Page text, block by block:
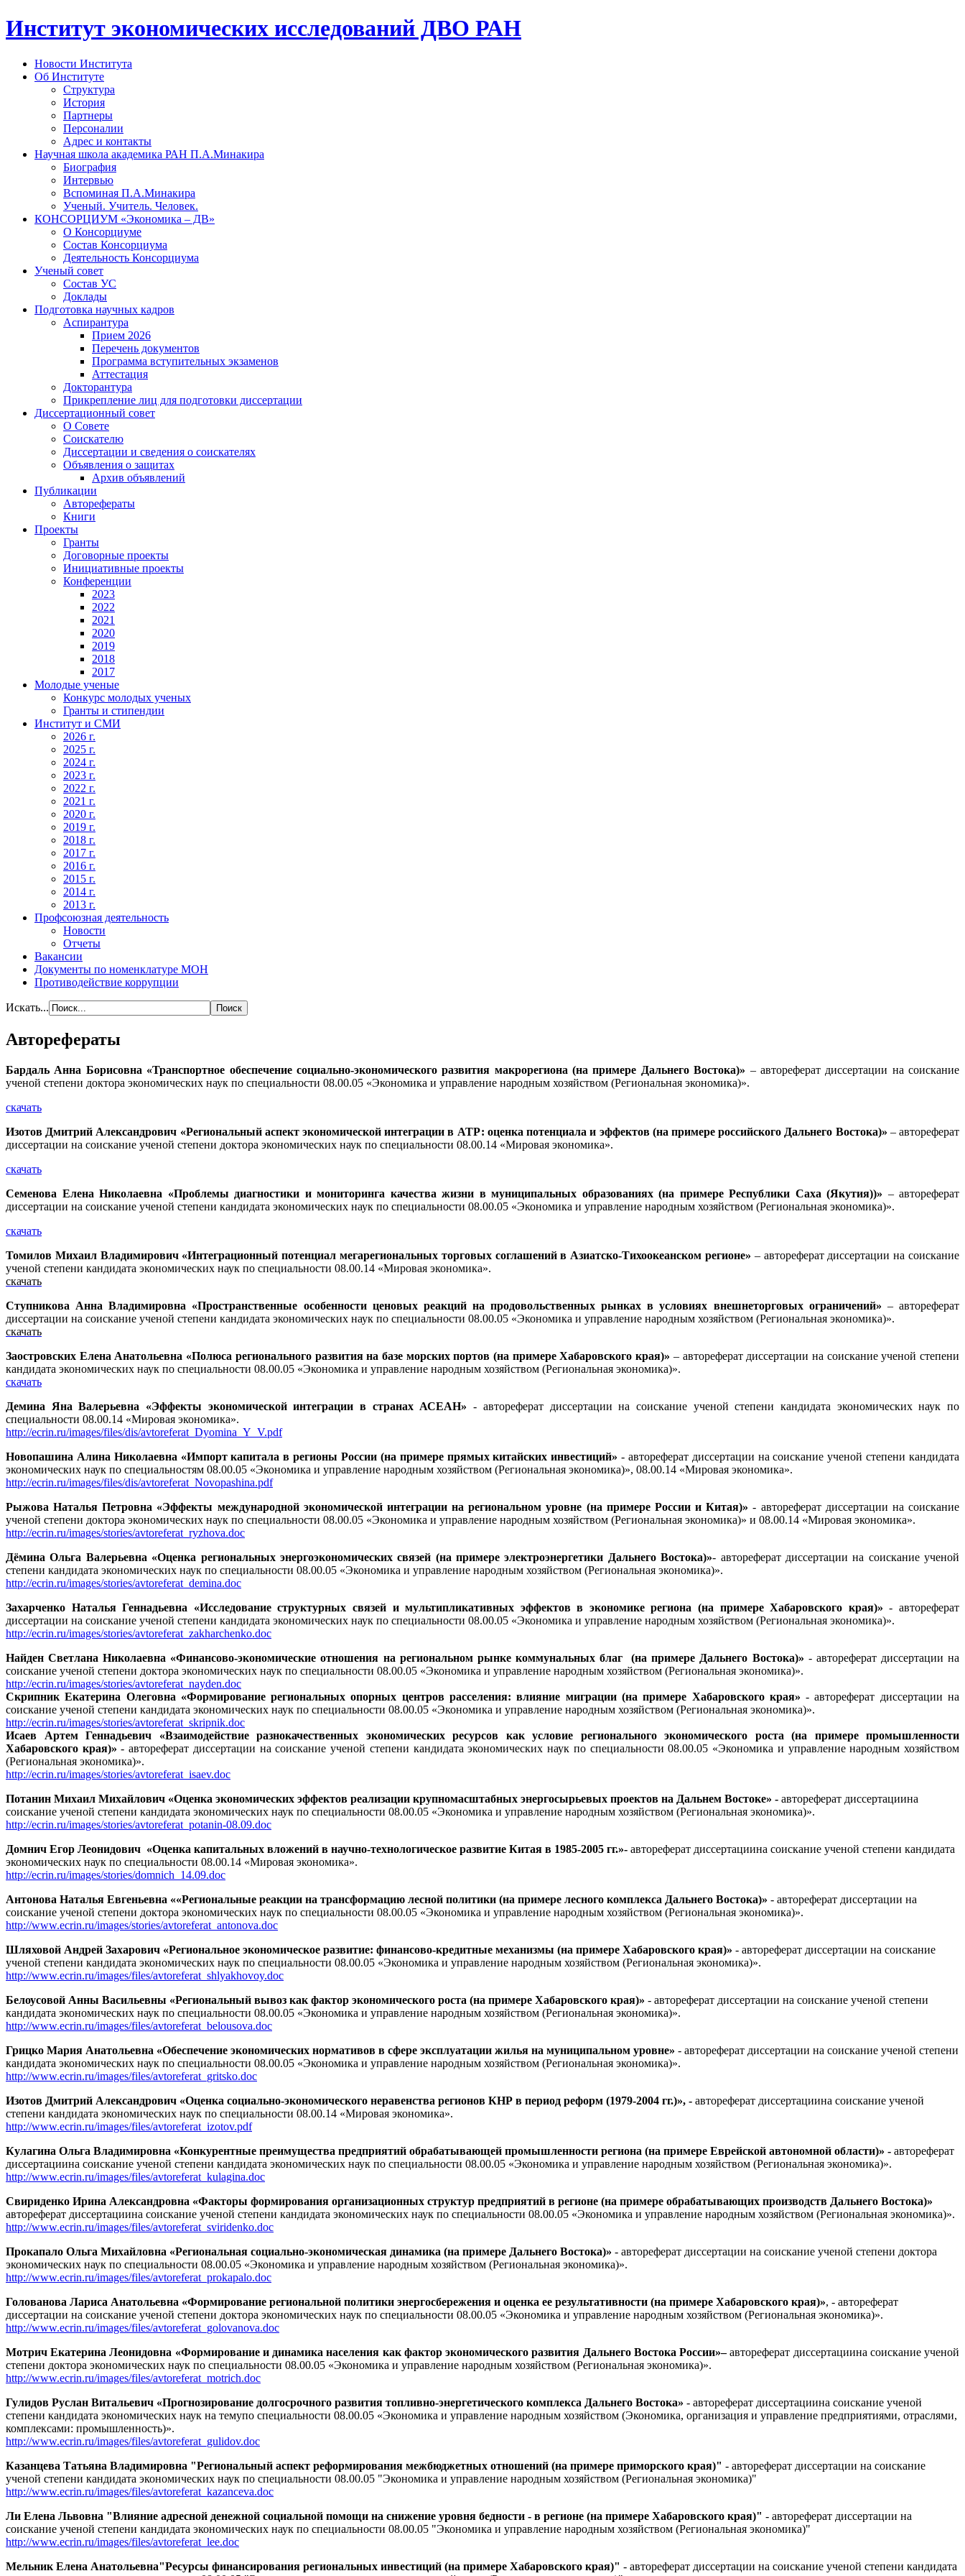
Институт экономических исследований ДВО РАН
Новости Института
Об Институте
Структура
История
Партнеры
Персоналии
Адрес и контакты
Научная школа академика РАН П.А.Минакира
Биография
Интервью
Вспоминая П.А.Минакира
Ученый. Учитель. Человек.
КОНСОРЦИУМ «Экономика – ДВ»
О Консорциуме
Состав Консорциума
Деятельность Консорциума
Ученый совет
Состав УС
Доклады
Подготовка научных кадров
Аспирантура
Прием 2026
Перечень документов
Программа вступительных экзаменов
Аттестация
Докторантура
Прикрепление лиц для подготовки диссертации
Диссертационный совет
О Совете
Соискателю
Диссертации и сведения о соискателях
Объявления о защитах
Архив объявлений
Публикации
Авторефераты
Книги
Проекты
Гранты
Договорные проекты
Инициативные проекты
Конференции
2023
2022
2021
2020
2019
2018
2017
Молодые ученые
Конкурс молодых ученых
Гранты и стипендии
Институт и СМИ
2026 г.
2025 г.
2024 г.
2023 г.
2022 г.
2021 г.
2020 г.
2019 г.
2018 г.
2017 г.
2016 г.
2015 г.
2014 г.
2013 г.
Профсоюзная деятельность
Новости
Отчеты
Вакансии
Документы по номенклатуре МОН
Противодействие коррупции
Искать...
Авторефераты
Бардаль Анна Борисовна «Транспортное обеспечение социально-экономического развития макрорегиона (на примере Дальнего Востока)» – автореферат диссертации на соискание
ученой степени доктора экономических наук по специальности 08.00.05 «Экономика и управление народным хозяйством (Региональная экономика)».
скачать
Изотов Дмитрий Александрович «Региональный аспект экономической интеграции в АТР: оценка потенциала и эффектов (на примере российского Дальнего Востока)» – автореферат
диссертации на соискание ученой степени доктора экономических наук по специальности 08.00.14 «Мировая экономика».
скачать
Семенова Елена Николаевна «Проблемы диагностики и мониторинга качества жизни в муниципальных образованиях (на примере Республики Саха (Якутия))» – автореферат
диссертации на соискание ученой степени кандидата экономических наук по специальности 08.00.05 «Экономика и управление народным хозяйством (Региональная экономика)».
скачать
Томилов Михаил Владимирович «Интеграционный потенциал мегарегиональных торговых соглашений в Азиатско-Тихоокеанском регионе» – автореферат диссертации на соискание
ученой степени кандидата экономических наук по специальности 08.00.14 «Мировая экономика».
скачать
Ступникова Анна Владимировна «Пространственные особенности ценовых реакций на продовольственных рынках в условиях внешнеторговых ограничений» – автореферат
диссертации на соискание ученой степени кандидата экономических наук по специальности 08.00.05 «Экономика и управление народным хозяйством (Региональная экономика)».
скачать
Заостровских Елена Анатольевна «Полюса регионального развития на базе морских портов (на примере Хабаровского края)» – автореферат диссертации на соискание ученой степени
кандидата экономических наук по специальности 08.00.05 «Экономика и управление народным хозяйством (Региональная экономика)».
скачать
Демина Яна Валерьевна «Эффекты экономической интеграции в странах АСЕАН» - автореферат диссертации на соискание ученой степени кандидата экономических наук по
специальности 08.00.14 «Мировая экономика».
http://ecrin.ru/images/files/dis/avtoreferat_Dyomina_Y_V.pdf
Новопашина Алина Николаевна «Импорт капитала в регионы России (на примере прямых китайских инвестиций» - автореферат диссертации на соискание ученой степени кандидата
экономических наук по специальностям 08.00.05 «Экономика и управление народным хозяйством (Региональная экономика)», 08.00.14 «Мировая экономика».
http://ecrin.ru/images/files/dis/avtoreferat_Novopashina.pdf
Рыжова Наталья Петровна «Эффекты международной экономической интеграции на региональном уровне (на примере России и Китая)»- автореферат диссертации на соискание
ученой степени доктора экономических наук по специальности 08.00.05 «Экономика и управление народным хозяйством (Региональная экономика)» и 08.00.14 «Мировая экономика».
http://ecrin.ru/images/stories/avtoreferat_ryzhova.doc
Дёмина Ольга Валерьевна «Оценка региональных энергоэкономических связей (на примере электроэнергетики Дальнего Востока)»- автореферат диссертации на соискание ученой
степени кандидата экономических наук по специальности 08.00.05 «Экономика и управление народным хозяйством (Региональная экономика)».
http://ecrin.ru/images/stories/avtoreferat_demina.doc
Захарченко Наталья Геннадьевна «Исследование структурных связей и мультипликативных эффектов в экономике региона (на примере Хабаровского края)»- автореферат
диссертации на соискание ученой степени кандидата экономических наук по специальности 08.00.05 «Экономика и управление народным хозяйством (Региональная экономика)».
http://ecrin.ru/images/stories/avtoreferat_zakharchenko.doc
Найден Светлана Николаевна «Финансово-экономические отношения на региональном рынке коммунальных благ (на примере Дальнего Востока)» - автореферат диссертации на
соискание ученой степени доктора экономических наук по специальности 08.00.05 «Экономика и управление народным хозяйством (Региональная экономика)».
http://ecrin.ru/images/stories/avtoreferat_nayden.doc
Скрипник Екатерина Олеговна «Формирование региональных опорных центров расселения: влияние миграции (на примере Хабаровского края» - автореферат диссертации на
соискание ученой степени кандидата экономических наук по специальности 08.00.05 «Экономика и управление народным хозяйством (Региональная экономика)».
http://ecrin.ru/images/stories/avtoreferat_skripnik.doc
Исаев Артем Геннадьевич «Взаимодействие разнокачественных экономических ресурсов как условие регионального экономического роста (на примере промышленности
Хабаровского края)» - автореферат диссертации на соискание ученой степени кандидата экономических наук по специальности 08.00.05 «Экономика и управление народным хозяйством
(Региональная экономика)».
http://ecrin.ru/images/stories/avtoreferat_isaev.doc
Потанин Михаил Михайлович «Оценка экономических эффектов реализации крупномасштабных энергосырьевых проектов на Дальнем Востоке» - автореферат диссертациина
соискание ученой степени кандидата экономических наук по специальности 08.00.05 «Экономика и управление народным хозяйством (Региональная экономика)».
http://ecrin.ru/images/stories/avtoreferat_potanin-08.09.doc
Домнич Егор Леонидович «Оценка капитальных вложений в научно-технологическое развитие Китая в 1985-2005 гг.»- автореферат диссертациина соискание ученой степени кандидата
экономических наук по специальности 08.00.14 «Мировая экономика».
http://ecrin.ru/images/stories/domnich_14.09.doc
Антонова Наталья Евгеньевна ««Региональные реакции на трансформацию лесной политики (на примере лесного комплекса Дальнего Востока)» - автореферат диссертации на
соискание ученой степени доктора экономических наук по специальности 08.00.05 «Экономика и управление народным хозяйством (Региональная экономика)».
http://www.ecrin.ru/images/stories/avtoreferat_antonova.doc
Шляховой Андрей Захарович «Региональное экономическое развитие: финансово-кредитные механизмы (на примере Хабаровского края)» - автореферат диссертации на соискание
ученой степени кандидата экономических наук по специальности 08.00.05 «Экономика и управление народным хозяйством (Региональная экономика)».
http://www.ecrin.ru/images/files/avtoreferat_shlyakhovoy.doc
Белоусовой Анны Васильевны «Региональный вывоз как фактор экономического роста (на примере Хабаровского края)» - автореферат диссертации на соискание ученой степени
кандидата экономических наук по специальности 08.00.05 «Экономика и управление народным хозяйством (Региональная экономика)».
http://www.ecrin.ru/images/files/avtoreferat_belousova.doc
Грицко Мария Анатольевна «Обеспечение экономических нормативов в сфере эксплуатации жилья на муниципальном уровне» - автореферат диссертации на соискание ученой степени
кандидата экономических наук по специальности 08.00.05 «Экономика и управление народным хозяйством (Региональная экономика)».
http://www.ecrin.ru/images/files/avtoreferat_gritsko.doc
Изотов Дмитрий Александрович «Оценка социально-экономического неравенства регионов КНР в период реформ (1979-2004 гг.)», - автореферат диссертациина соискание ученой
степени кандидата экономических наук по специальности 08.00.14 «Мировая экономика».
http://www.ecrin.ru/images/files/avtoreferat_izotov.pdf
Кулагина Ольга Владимировна «Конкурентные преимущества предприятий обрабатывающей промышленности региона (на примере Еврейской автономной области)» - автореферат
диссертациина соискание ученой степени кандидата экономических наук по специальности 08.00.05 «Экономика и управление народным хозяйством (Региональная экономика)».
http://www.ecrin.ru/images/files/avtoreferat_kulagina.doc
Свириденко Ирина Александровна «Факторы формирования организационных структур предприятий в регионе (на примере обрабатывающих производств Дальнего Востока)»
автореферат диссертациина соискание ученой степени кандидата экономических наук по специальности 08.00.05 «Экономика и управление народным хозяйством (Региональная экономика)».
http://www.ecrin.ru/images/files/avtoreferat_sviridenko.doc
Прокапало Ольга Михайловна «Региональная социально-экономическая динамика (на примере Дальнего Востока)» - автореферат диссертации на соискание ученой степени доктора
экономических наук по специальности 08.00.05 «Экономика и управление народным хозяйством (Региональная экономика)».
http://www.ecrin.ru/images/files/avtoreferat_prokapalo.doc
Голованова Лариса Анатольевна «Формирование региональной политики энергосбережения и оценка ее результативности (на примере Хабаровского края)», - автореферат
диссертации на соискание ученой степени доктора экономических наук по специальности 08.00.05 «Экономика и управление народным хозяйством (Региональная экономика)».
http://www.ecrin.ru/images/files/avtoreferat_golovanova.doc
Мотрич Екатерина Леонидовна «Формирование и динамика населения как фактор экономического развития Дальнего Востока России»–автореферат диссертациина соискание ученой
степени доктора экономических наук по специальности 08.00.05 «Экономика и управление народным хозяйством (Региональная экономика)».
http://www.ecrin.ru/images/files/avtoreferat_motrich.doc
Гулидов Руслан Витальевич «Прогнозирование долгосрочного развития топливно-энергетического комплекса Дальнего Востока» - автореферат диссертациина соискание ученой
степени кандидата экономических наук на темупо специальности 08.00.05 «Экономика и управление народным хозяйством (Экономика, организация и управление предприятиями, отраслями,
комплексами: промышленность)».
http://www.ecrin.ru/images/files/avtoreferat_gulidov.doc
Казанцева Татьяна Владимировна "Региональный аспект реформирования межбюджетных отношений (на примере приморского края)" - автореферат диссертации на соискание
ученой степени кандидата экономических наук по специальности 08.00.05 "Экономика и управление народным хозяйством (Региональная экономика)"
http://www.ecrin.ru/images/files/avtoreferat_kazanceva.doc
Ли Елена Львовна "Влияние адресной денежной социальной помощи на снижение уровня бедности - в регионе (на примере Хабаровского края)" - автореферат диссертации на
соискание ученой степени кандидата экономических наук по специальности 08.00.05 "Экономика и управление народным хозяйством (Региональная экономика)"
http://www.ecrin.ru/images/files/avtoreferat_lee.doc
Мельник Елена Анатольевна"Ресурсы финансирования региональных инвестиций (на примере Хабаровского края)" - автореферат диссертации на соискание ученой степени кандидата